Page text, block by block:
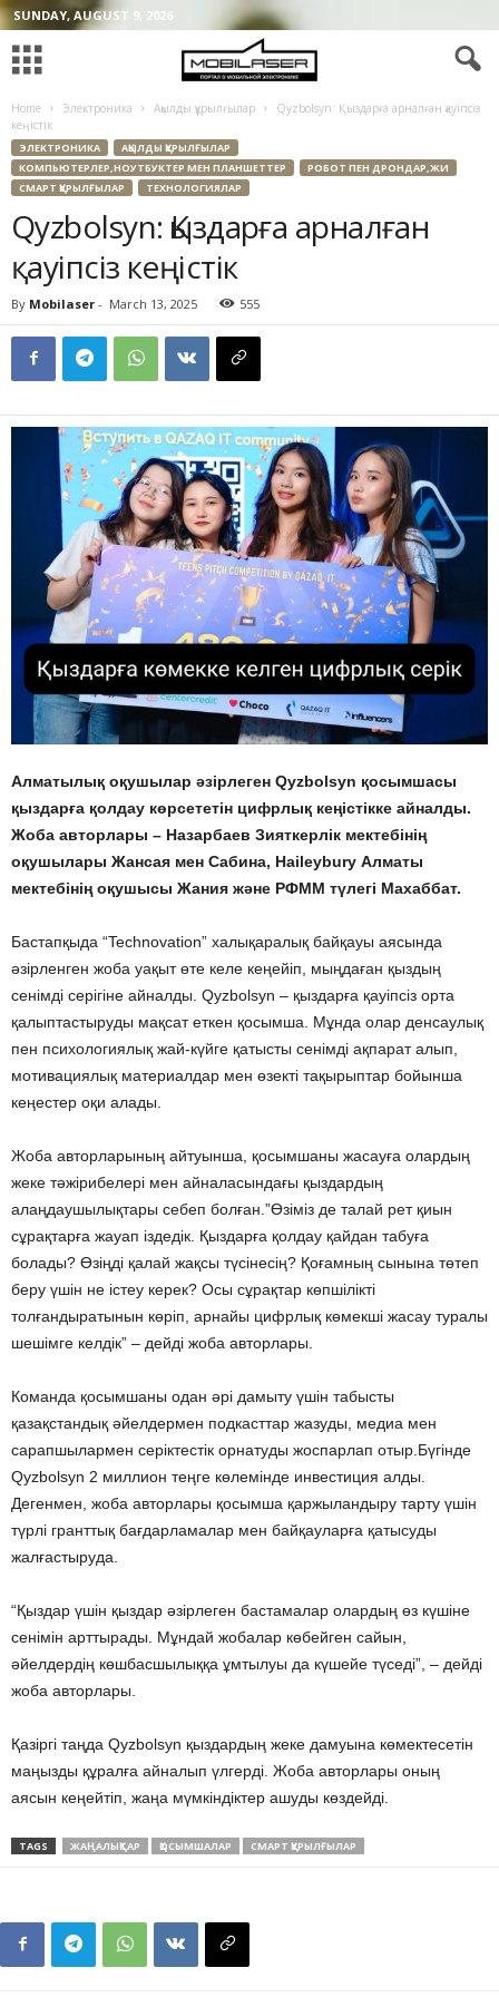
SUNDAY, AUGUST 9, 2026
Home Электроника Ақылды құрылғылар
Qyzbolsyn: Қыздарға арналған қауіпсіз
кеңістік
ЭЛЕКТРОНИКА
АҚЫЛДЫ ҚҰРЫЛҒЫЛАР
КОМПЬЮТЕРЛЕР,НОУТБУКТЕР МЕН ПЛАНШЕТТЕР
РОБОТ ПЕН ДРОНДАР,ЖИ
СМАРТ ҚҰРЫЛҒЫЛАР
ТЕХНОЛОГИЯЛАР
Qyzbolsyn: Қыздарға арналған
қауіпсіз кеңістік
By Mobilaser - March 13, 2025 555
Алматылық оқушылар әзірлеген Qyzbolsyn қосымшасы
қыздарға қолдау көрсететін цифрлық кеңістікке айналды.
Жоба авторлары – Назарбаев Зияткерлік мектебінің
оқушылары Жансая мен Сабина, Haileybury Алматы
мектебінің оқушысы Жания және РФММ түлегі Махаббат.
Бастапқыда “Technovation” халықаралық байқауы аясында
әзірленген жоба уақыт өте келе кеңейіп, мыңдаған қыздың
сенімді серігіне айналды. Qyzbolsyn – қыздарға қауіпсіз орта
қалыптастыруды мақсат еткен қосымша. Мұнда олар денсаулық
пен психологиялық жай-күйге қатысты сенімді ақпарат алып,
мотивациялық материалдар мен өзекті тақырыптар бойынша
кеңестер оқи алады.
Жоба авторларының айтуынша, қосымшаны жасауға олардың
жеке тәжірибелері мен айналасындағы қыздардың
алаңдаушылықтары себеп болған.”Өзіміз де талай рет қиын
сұрақтарға жауап іздедік. Қыздарға қолдау қайдан табуға
болады? Өзіңді қалай жақсы түсінесің? Қоғамның сынына төтеп
беру үшін не істеу керек? Осы сұрақтар көпшілікті
толғандыратынын көріп, арнайы цифрлық көмекші жасау туралы
шешімге келдік” – дейді жоба авторлары.
Команда қосымшаны одан әрі дамыту үшін табысты
қазақстандық әйелдермен подкасттар жазуды, медиа мен
сарапшылармен серіктестік орнатуды жоспарлап отыр.Бүгінде
Qyzbolsyn 2 миллион теңге көлемінде инвестиция алды.
Дегенмен, жоба авторлары қосымша қаржыландыру тарту үшін
түрлі гранттық бағдарламалар мен байқауларға қатысуды
жалғастыруда.
“Қыздар үшін қыздар әзірлеген бастамалар олардың өз күшіне
сенімін арттырады. Мұндай жобалар көбейген сайын,
әйелдердің көшбасшылыққа ұмтылуы да күшейе түседі”, – дейді
жоба авторлары.
Қазіргі таңда Qyzbolsyn қыздардың жеке дамуына көмектесетін
маңызды құралға айналып үлгерді. Жоба авторлары оның
аясын кеңейтіп, жаңа мүмкіндіктер ашуды көздейді.
TAGS ЖАҢАЛЫҚТАР ҚОСЫМШАЛАР СМАРТ ҚҰРЫЛҒЫЛАР